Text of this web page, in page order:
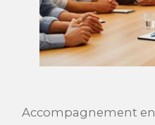
Accompagnement en